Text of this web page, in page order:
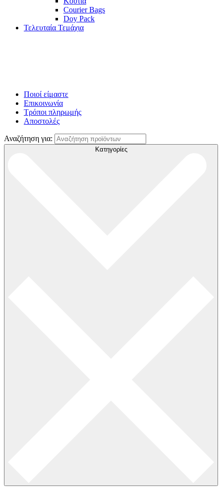
Courier Bags
Doy Pack
Τελευταία Τεμάχια
Ποιοί είμαστε
Επικοινωνία
Τρόποι πληρωμής
Αποστολές
Αναζήτηση για:
Κατηγορίες